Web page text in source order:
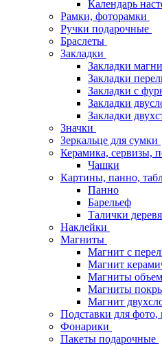
Календарь
Рамки, фоторамки
Ручки подарочные
Браслеты
Закладки
Закладки
Закладки
Закладки с
Закладки
Закладки
Значки
Зеркальце для сумки
Керамика, сервизы,
Чашки
Картины, панно,
Панно
Барельеф
Талички
Наклейки
Магниты
Магнит с
Магнит
Магниты
Магниты
Магнит
Подставки для фото,
Фонарики
Пакеты подарочные